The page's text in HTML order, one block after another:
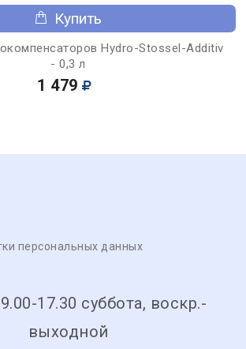
Купить
Hydro-Stossel-Additiv
- 0,3 л
1 479
персональных данных
17.30 суббота, воскр.-
выходной